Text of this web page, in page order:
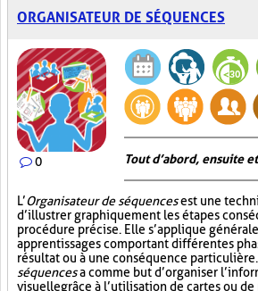
ORGANISATEUR DE SÉQUENCES
0 Tout d’abord, ensuite
L’Organisateur de séquencesest une
d’illustrer graphiquement les étapes
procédure précise. Elle s’applique
apprentissages comportant différentes
résultat ou à une conséquence particulière.
séquencesa comme but d’organiser
visuellegrâce à l’utilisation de cartes ou de